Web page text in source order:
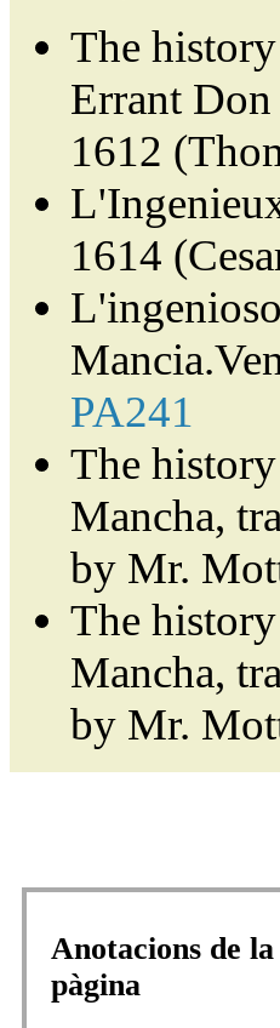
The
Errant
1612
1614
PA241
The
Mancha,
by Mr.
The
Mancha,
by Mr.
Anotacions de la
pàgina